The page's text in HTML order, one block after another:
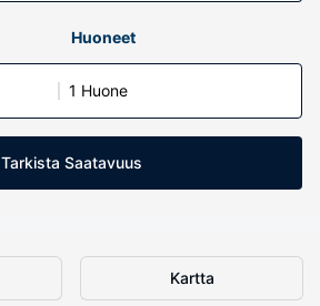
Huoneet
1 Huone
Tarkista Saatavuus
Kartta